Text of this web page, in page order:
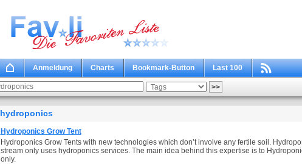
Anmeldung Charts Bookmark-Button Last 100
hydroponics
Hydroponics Grow Tent
Hydroponics Grow Tents with new technologies which don’t involve any fertile soil.
stream only uses hydroponics services. The main idea behind this expertise is to
only.